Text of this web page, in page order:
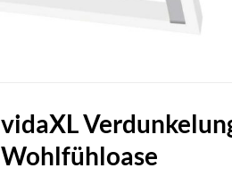
vidaXL
Wohlfühloase